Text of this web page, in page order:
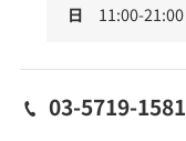
日
11:00-21:00
03-5719-1581